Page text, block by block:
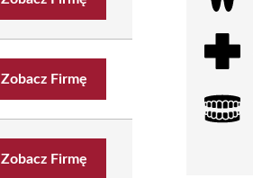
Zobacz Firmę
Zobacz Firmę